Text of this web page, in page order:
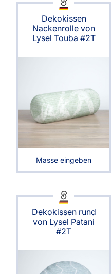
Dekokissen
Nackenrolle von
Lysel Touba #2T
Masse eingeben
Dekokissen rund
von Lysel Patani
#2T